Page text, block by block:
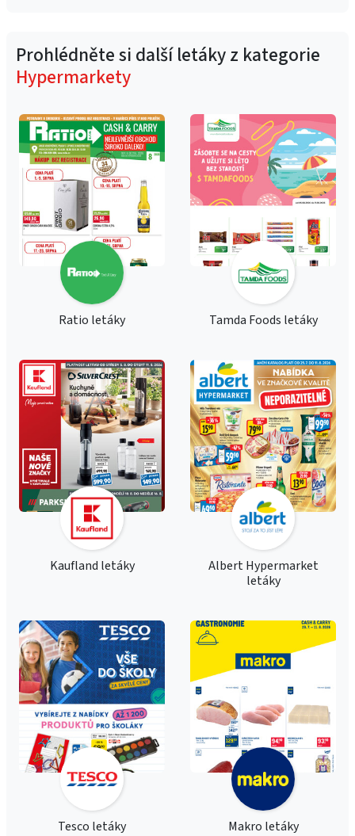
Prohlédněte si další letáky z kategorie
Hypermarkety
Ratio letáky Tamda Foods letáky
Kaufland letáky
Albert Hypermarket
letáky
Tesco letáky Makro letáky